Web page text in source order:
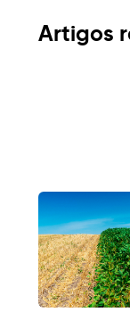
Artigos